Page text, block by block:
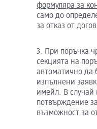
формуляра за
само до
за отказ от
3. При поръчка
секцията на
автоматично да
изпълнени
имейл. В случай
потвърждение
възможност за